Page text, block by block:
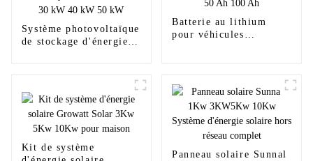
Système photovoltaïque
de stockage d'énergie à
Batterie au lithium
pour véhicules
Kit de système
Panneau solaire Sunnal